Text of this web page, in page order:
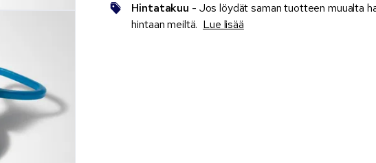
Hintatakuu - Jos löydät saman tuotteen muualta
hintaan meiltä. Lue lisää